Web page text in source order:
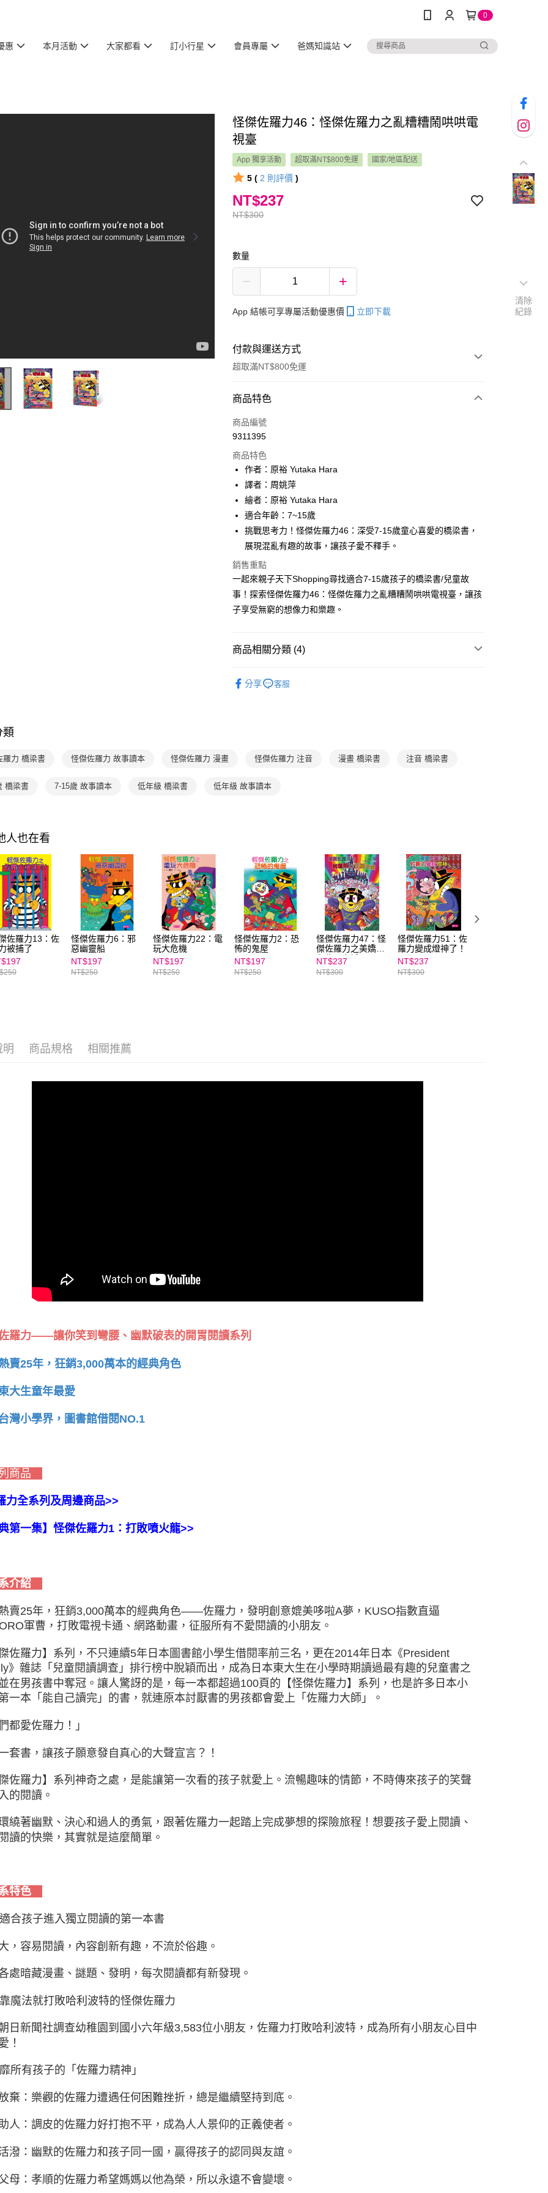
0
惠 本月活動 大家都看 訂小行星 會員專屬 爸媽知識站
怪傑佐羅力46：怪傑佐羅力之亂糟糟鬧哄哄電
視臺
App 獨享活動 超取滿NT$800免運 國家/地區配送
5 ( 2 則評價 )
NT$300
NT$237
數量
App 結帳可享專屬活動優惠價 立即下載
付款與運送方式
超取滿NT$800免運
付款方式
信用卡一次付款
Apple Pay
大哥付你分期
相關說明
【大哥付你分期使用說明】
1.本服務由台灣大哥大提供，台灣大哥大用戶可立即使用無須另外申請。
2.付款方式選擇「大哥付你分期」，訂單成立後會自動跳轉到大哥付的交易
流程，驗證手機門號後，選擇欲分期的期數、繳款截止日，確認付款後即
完成交易。
3.實際核准額度、可分期數及費用金額請依後續交易確認頁面所載為準。
4.訂單成立30分鐘內，如未前往確認交易或遇審核未通過，訂單將自動取
消。如遇「轉專審核」未通過狀況，表示未達大哥付你分期系統評分，恕
【繳款方式說明】
2.透過簡訊連結打開帳單後，可選擇「超商條碼／台灣大直營門市／銀行轉
【注意事項】
1.本服務係由「台灣大哥大股份有限公司」（以下簡稱本公司）所提供，讓
3.完整用戶服務條款，請詳閱以下連結：https://oppay.tw/userRule
【關於「AFTEE先享後付」】
AFTEE先享後付是「在收到商品之後才付款」的支付方式。 讓您購物簡單
１．簡單：不需註冊會員、不需綁卡、不需儲值。
２．便利：只要手機號碼，簡訊認證，即可結帳。
３．安心：先確認商品／服務後，再付款。
付」結帳頁面，進行簡訊認證並確認金額後，即可完成結帳。
／ATM／網路銀行／等多元方式進行付款，方視為交易完成。
１．透過由恩沛科技股份有限公司提供之「AFTEE先享後付」服務完成之
交易，需依本服務之必要範圍內提供個人資料，並將交易相關給付款項請
任。
４．使用「AFTEE先享後付」時，將依據個別帳號之用戶狀況，依本公司
即時審查核予不同之上限額度；若仍有額度不足之情形，本公司將視審查
結果請求用戶進行身份認證。
５．嚴禁一人註冊多個帳號或使用他人資訊註冊。若發現惡意使用之情
形，恩沛科技股份有限公司將有權停止該用戶之使用額度並採取法律行
動。
ATM付款
運送方式
每筆NT$70，滿NT$800(含以上)免運費
每筆NT$200
商品特色
商品編號
9311395
商品特色
作者：原裕 Yutaka Hara
譯者：周姚萍
繪者：原裕 Yutaka Hara
適合年齡：7~15歲
挑戰思考力！怪傑佐羅力46：深受7-15歲童心喜愛的橋梁書，
展現混亂有趣的故事，讓孩子愛不釋手。
銷售重點
一起來親子天下Shopping尋找適合7-15歲孩子的橋梁書/兒童故
事！探索怪傑佐羅力46：怪傑佐羅力之亂糟糟鬧哄哄電視臺，讓孩
子享受無窮的想像力和樂趣。
商品相關分類 (4)
分享 客服
類
羅力 橋梁書 怪傑佐羅力 故事讀本 怪傑佐羅力 漫畫 怪傑佐羅力 注音 漫畫 橋梁書 注音 橋梁書
橋梁書 7-15歲 故事讀本 低年級 橋梁書 低年級 故事讀本
人也在看
佐羅力13：佐
被捕了
怪傑佐羅力6：邪
惡幽靈船
NT$197
NT$250
怪傑佐羅力22：電
玩大危機
NT$197
NT$250
怪傑佐羅力2：恐
怖的鬼屋
NT$197
NT$250
怪傑佐羅力47：怪
傑佐羅力之美嬌娘
與佐羅力城
NT$237
NT$300
怪傑佐羅力51：佐
羅力變成燈神了！
NT$237
NT$300
明 商品規格 相關推薦
羅力——讓你笑到彎腰、幽默破表的開胃閱讀系列
賣25年，狂銷3,000萬本的經典角色
大生童年最愛
灣小學界，圖書館借閱NO.1
商品
力全系列及周邊商品>>
典第一集】怪傑佐羅力1：打敗噴火龍>>
介紹
賣25年，狂銷3,000萬本的經典角色——佐羅力，發明創意媲美哆啦A夢，KUSO指數直逼
軍曹，打敗電視卡通、網路動畫，征服所有不愛閱讀的小朋友。
傑佐羅力】系列，不只連續5年日本圖書館小學生借閱率前三名，更在2014年日本《President
》雜誌「兒童閱讀調查」排行榜中脫穎而出，成為日本東大生在小學時期讀過最有趣的兒童書之
在男孩書中奪冠。讓人驚訝的是，每一本都超過100頁的【怪傑佐羅力】系列，也是許多日本小
一本「能自己讀完」的書，就連原本討厭書的男孩都會愛上「佐羅力大師」。
都愛佐羅力！」
套書，讓孩子願意發自真心的大聲宣言？！
傑佐羅力】系列神奇之處，是能讓第一次看的孩子就愛上。流暢趣味的情節，不時傳來孩子的笑聲
的閱讀。
繞著幽默、決心和過人的勇氣，跟著佐羅力一起踏上完成夢想的探險旅程！想要孩子愛上閱讀、
讀的快樂，其實就是這麼簡單。
特色
合孩子進入獨立閱讀的第一本書
，容易閱讀，內容創新有趣，不流於俗趣。
處暗藏漫畫、謎題、發明，每次閱讀都有新發現。
魔法就打敗哈利波特的怪傑佐羅力
日新聞社調查幼稚園到國小六年級3,583位小朋友，佐羅力打敗哈利波特，成為所有小朋友心目中
！
所有孩子的「佐羅力精神」
棄：樂觀的佐羅力遭遇任何困難挫折，總是繼續堅持到底。
人：調皮的佐羅力好打抱不平，成為人人景仰的正義使者。
潑：幽默的佐羅力和孩子同一國，贏得孩子的認同與友誼。
母：孝順的佐羅力希望媽媽以他為榮，所以永遠不會變壞。
清除
紀錄